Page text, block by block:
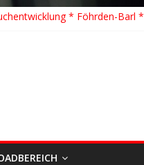
* Föhrden-Barl *
*